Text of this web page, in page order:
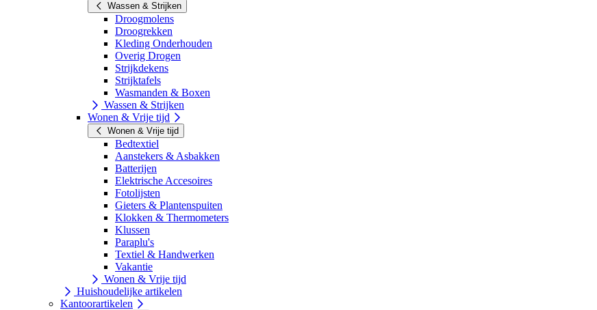
Wassen & Strijken
Droogmolens
Droogrekken
Kleding Onderhouden
Overig Drogen
Strijkdekens
Strijktafels
Wasmanden & Boxen
Wassen & Strijken
Wonen & Vrije tijd
Wonen & Vrije tijd
Bedtextiel
Aanstekers & Asbakken
Batterijen
Elektrische Accesoires
Fotolijsten
Gieters & Plantenspuiten
Klokken & Thermometers
Klussen
Paraplu's
Textiel & Handwerken
Vakantie
Wonen & Vrije tijd
Huishoudelijke artikelen
Kantoorartikelen